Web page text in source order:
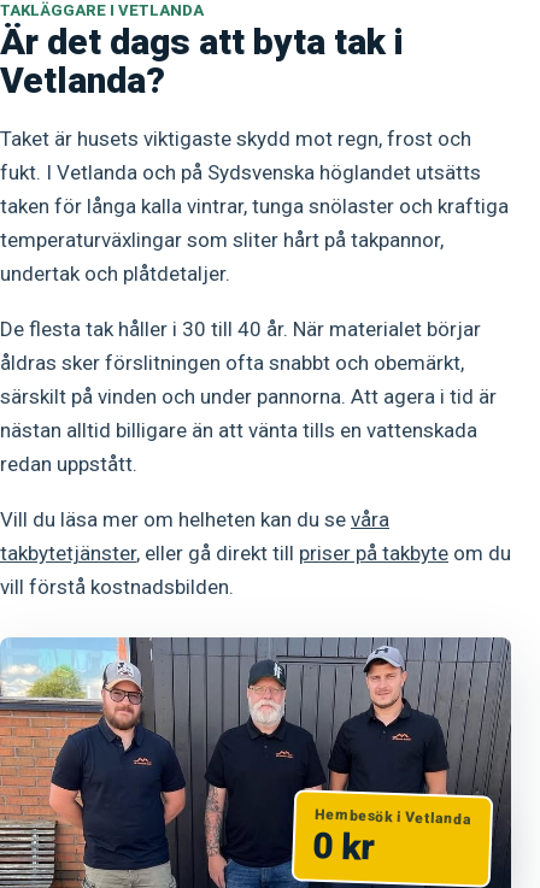
TAKLÄGGARE I VETLANDA
Är det dags att byta tak i
Vetlanda?
Taket är husets viktigaste skydd mot regn, frost och
fukt. I Vetlanda och på Sydsvenska höglandet utsätts
taken för långa kalla vintrar, tunga snölaster och kraftiga
temperaturväxlingar som sliter hårt på takpannor,
undertak och plåtdetaljer.
De flesta tak håller i 30 till 40 år. När materialet börjar
åldras sker förslitningen ofta snabbt och obemärkt,
särskilt på vinden och under pannorna. Att agera i tid är
nästan alltid billigare än att vänta tills en vattenskada
redan uppstått.
Vill du läsa mer om helheten kan du se våra
takbytetjänster, eller gå direkt till priser på takbyte om du
vill förstå kostnadsbilden.
Hembesök i Vetlanda
0 kr